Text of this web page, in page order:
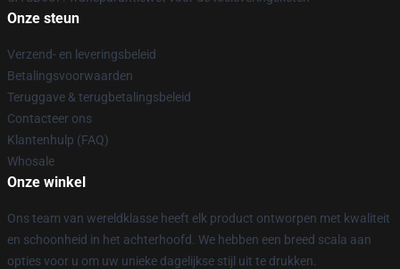
Onze steun
Verzend- en leveringsbeleid
Betalingsvoorwaarden
Teruggave & terugbetalingsbeleid
Contacteer ons
Klantenhulp (FAQ)
Whosale
Onze winkel
Ons team van wereldklasse heeft elk product ontworpen met kwaliteit
en schoonheid in het achterhoofd. We hebben een breed scala aan
opties voor u om uw unieke dagelijkse stijl uit te drukken.